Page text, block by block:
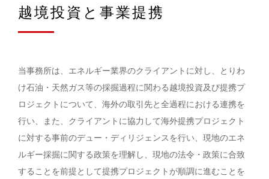
越境投資と事業提携
当事務所は、エネルギー業界のクライアントに対し、とりわ
け石油・天然ガス等の採掘過程に関わる越境投資及び提携プ
ロジェクトについて、海外の取引先と全過程における連携を
行い、また、クライアントに協力して海外提携プロジェクト
に対する事前のデュー・ディリジェンスを行い、現地のエネ
ルギー採掘に関する政策を理解し、現地の法令・政策に合致
することを前提として提携プロジェクトが順調に進むことを